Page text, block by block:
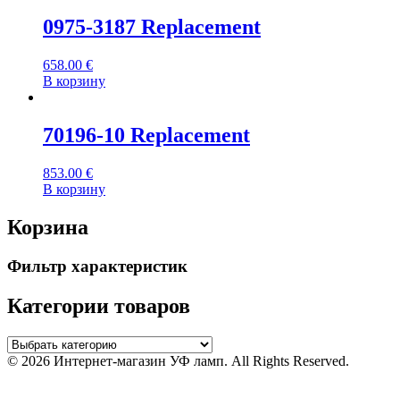
0975-3187 Replacement
658.00 €
В корзину
70196-10 Replacement
853.00 €
В корзину
Корзина
Фильтр характеристик
Категории товаров
© 2026 Интернет-магазин УФ ламп. All Rights Reserved.